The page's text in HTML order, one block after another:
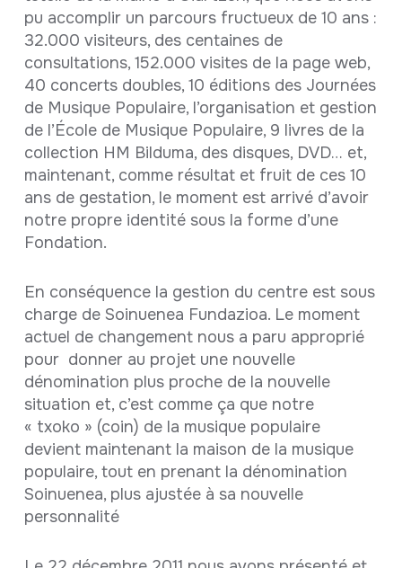
pu accomplir un parcours fructueux de 10 ans :
32.000 visiteurs, des centaines de
consultations, 152.000 visites de la page web,
40 concerts doubles, 10 éditions des Journées
de Musique Populaire, l’organisation et gestion
de l’École de Musique Populaire, 9 livres de la
collection HM Bilduma, des disques, DVD… et,
maintenant, comme résultat et fruit de ces 10
ans de gestation, le moment est arrivé d’avoir
notre propre identité sous la forme d’une
Fondation.
En conséquence la gestion du centre est sous
charge de Soinuenea Fundazioa. Le moment
actuel de changement nous a paru approprié
pour donner au projet une nouvelle
dénomination plus proche de la nouvelle
situation et, c’est comme ça que notre
« txoko » (coin) de la musique populaire
devient maintenant la maison de la musique
populaire, tout en prenant la dénomination
Soinuenea, plus ajustée à sa nouvelle
personnalité